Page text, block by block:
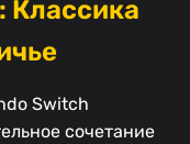
Классика
Switch
сочетание